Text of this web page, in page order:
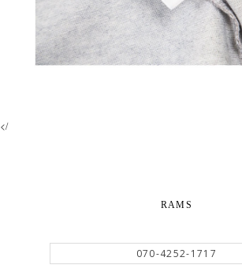
</
RAMS
070-4252-1717